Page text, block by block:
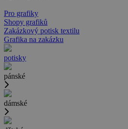
Pro grafiky
Shopy grafiků
Zakázkový potisk textilu
Grafika na zakázku
potisky
pánské
dámské